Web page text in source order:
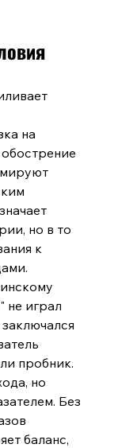
на
но в то
к
не играл
пробник.
но
Без
баланс,